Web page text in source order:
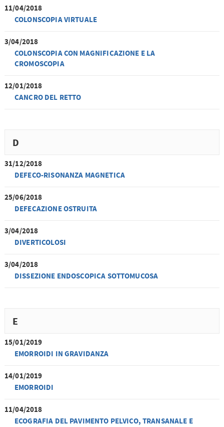
11/04/2018
COLONSCOPIA VIRTUALE
3/04/2018
COLONSCOPIA CON MAGNIFICAZIONE E LA
CROMOSCOPIA
12/01/2018
CANCRO DEL RETTO
D
31/12/2018
DEFECO-RISONANZA MAGNETICA
25/06/2018
DEFECAZIONE OSTRUITA
3/04/2018
DIVERTICOLOSI
3/04/2018
DISSEZIONE ENDOSCOPICA SOTTOMUCOSA
E
15/01/2019
EMORROIDI IN GRAVIDANZA
14/01/2019
EMORROIDI
11/04/2018
ECOGRAFIA DEL PAVIMENTO PELVICO, TRANSANALE E